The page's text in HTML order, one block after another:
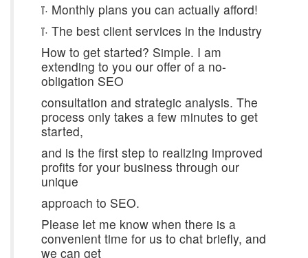
ï· Monthly plans you can actually afford!
ï· The best client services in the industry
How to get started? Simple. I am
extending to you our offer of a no-
obligation SEO
consultation and strategic analysis. The
process only takes a few minutes to get
started,
and is the first step to realizing improved
profits for your business through our
unique
approach to SEO.
Please let me know when there is a
convenient time for us to chat briefly, and
we can get